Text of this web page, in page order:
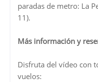
paradas de metro: La
11).
Más información y
Disfruta del vídeo con
vuelos: